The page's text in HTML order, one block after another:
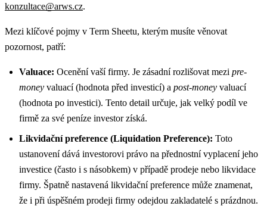
konzultace@arws.cz.
Mezi klíčové pojmy v Term Sheetu, kterým musíte věnovat
pozornost, patří:
Valuace: Ocenění vaší firmy. Je zásadní rozlišovat mezi pre-
money valuací (hodnota před investicí) a post-money valuací
(hodnota po investici). Tento detail určuje, jak velký podíl ve
firmě za své peníze investor získá.
Likvidační preference (Liquidation Preference): Toto
ustanovení dává investorovi právo na přednostní vyplacení jeho
investice (často i s násobkem) v případě prodeje nebo likvidace
firmy. Špatně nastavená likvidační preference může znamenat,
že i při úspěšném prodeji firmy odejdou zakladatelé s prázdnou.